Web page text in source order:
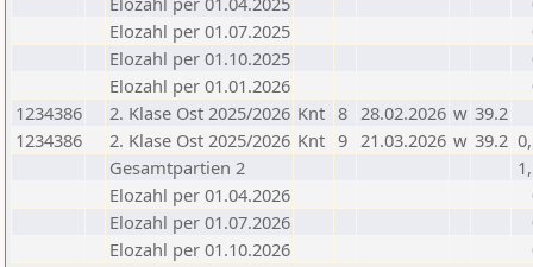
Elozahl per 01.07.2025
Elozahl per 01.10.2025
Elozahl per 01.01.2026
1234386
2. Klase Ost 2025/2026 Knt 8 28.02.2026 w 39.2
1234386
2. Klase Ost 2025/2026 Knt 9 21.03.2026 w 39.2
Gesamtpartien 2
Elozahl per 01.04.2026
Elozahl per 01.07.2026
Elozahl per 01.10.2026